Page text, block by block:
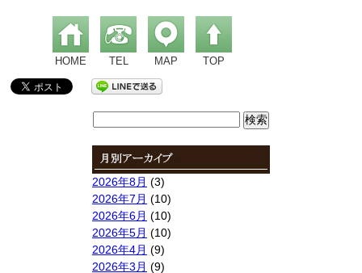
HOME TEL MAP TOP
2026年8月 (3)
2026年7月 (10)
2026年6月 (10)
2026年5月 (10)
2026年4月 (9)
2026年3月 (9)